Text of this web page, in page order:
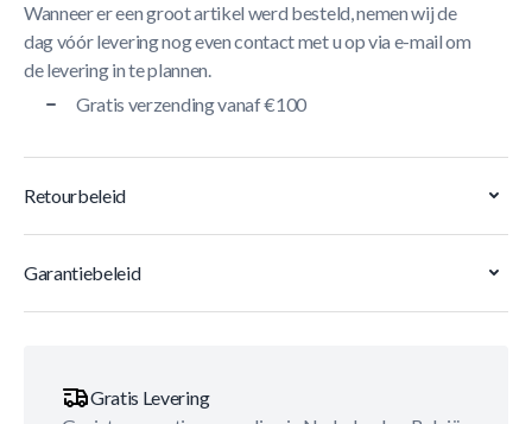
Wanneer er een groot artikel werd besteld, nemen wij de
dag vóór levering nog even contact met u op via e-mail om
de levering in te plannen.
Gratis verzending vanaf €100
Retourbeleid
Garantiebeleid
Gratis Levering